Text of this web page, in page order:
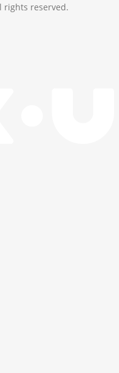
rights reserved.